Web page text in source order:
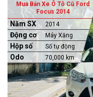
Mua Bán Xe Ô Tô Cũ Ford
Focus 2014
Năm SX 2014
Động cơ Máy Xăng
Hộp số Số tự động
Odo 70,000 km